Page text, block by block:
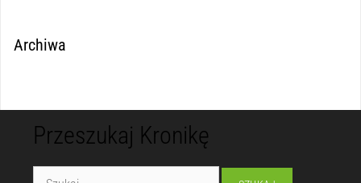
Archiwa
Przeszukaj Kronikę